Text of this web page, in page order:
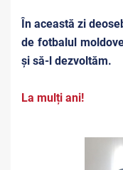
În această zi
de fotbalul
și să-l dezvoltăm.
La mulți ani!